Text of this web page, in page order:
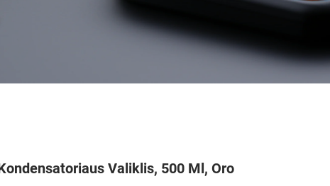
Valiklis, 500 Ml, Oro